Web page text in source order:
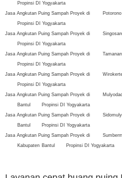
Propinsi DI Yogyakarta
Jasa Angkutan Puing Sampah Proyek di
Potorono
Propinsi DI Yogyakarta
Jasa Angkutan Puing Sampah Proyek di
Propinsi DI Yogyakarta
Jasa Angkutan Puing Sampah Proyek di
Tamanan
Propinsi DI Yogyakarta
Jasa Angkutan Puing Sampah Proyek di
Propinsi DI Yogyakarta
Jasa Angkutan Puing Sampah Proyek di
Bantul
Propinsi DI Yogyakarta
Jasa Angkutan Puing Sampah Proyek di
Bantul
Propinsi DI Yogyakarta
Jasa Angkutan Puing Sampah Proyek di
Kabupaten Bantul Propinsi DI Yogyakarta